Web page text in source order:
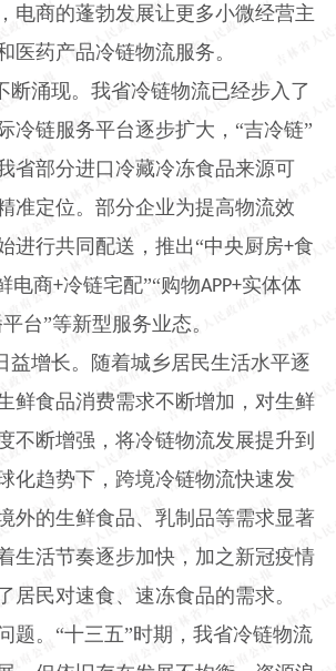
电商的蓬勃发展让更多小微经营主
医药产品冷链物流服务。
断涌现。我省冷链物流已经步入了
冷链服务平台逐步扩大，“吉冷链”
省部分进口冷藏冷冻食品来源可
准定位。部分企业为提高物流效
进行共同配送，推出“中央厨房+食
电商+冷链宅配”“购物APP+实体体
台”等新型服务业态。
益增长。随着城乡居民生活水平逐
鲜食品消费需求不断增加，对生鲜
不断增强，将冷链物流发展提升到
化趋势下，跨境冷链物流快速发
外的生鲜食品、乳制品等需求显著
生活节奏逐步加快，加之新冠疫情
居民对速食、速冻食品的需求。
题。“十三五”时期，我省冷链物流